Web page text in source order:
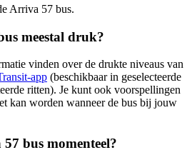
Arriva 57 bus.
meestal druk?
vinden over de drukte niveaus van
app (beschikbaar in geselecteerde
ritten). Je kunt ook voorspellingen
kan worden wanneer de bus bij jouw
bus momenteel?